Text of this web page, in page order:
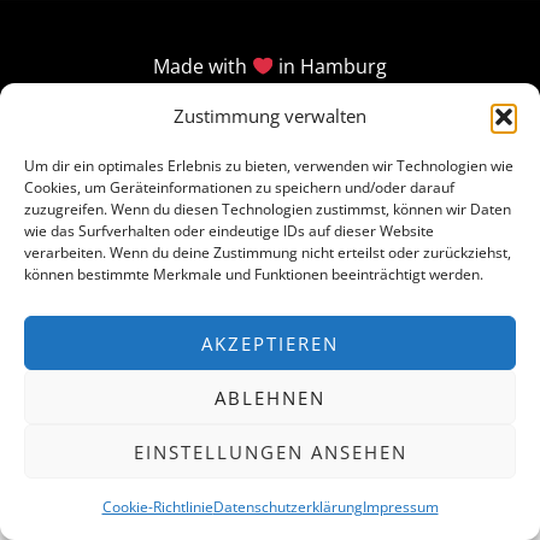
Zustimmung verwalten
Um dir ein optimales Erlebnis zu bieten, verwenden wir Technologien wie
Cookies, um Geräteinformationen zu speichern und/oder darauf
zuzugreifen. Wenn du diesen Technologien zustimmst, können wir Daten
wie das Surfverhalten oder eindeutige IDs auf dieser Website
verarbeiten. Wenn du deine Zustimmung nicht erteilst oder zurückziehst,
können bestimmte Merkmale und Funktionen beeinträchtigt werden.
AKZEPTIEREN
ABLEHNEN
EINSTELLUNGEN ANSEHEN
Cookie-RichtlinieDatenschutzerklärungImpressum
Made with in Hamburg